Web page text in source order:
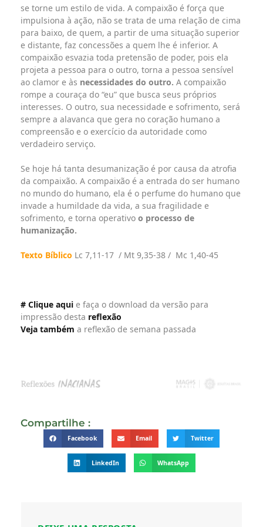
se torne um estilo de vida. A compaixão é força que
impulsiona à ação, não se trata de uma relação de cima
para baixo, de quem, a partir de uma situação superior
e distante, faz concessões a quem lhe é inferior. A
compaixão esvazia toda pretensão de poder, pois ela
projeta a pessoa para o outro, torna a pessoa sensível
ao clamor e às necessidades do outro. A compaixão
rompe a couraça do “eu” que busca seus próprios
interesses. O outro, sua necessidade e sofrimento, será
sempre a alavanca que gera no coração humano a
compreensão e o exercício da autoridade como
verdadeiro serviço.
Se hoje há tanta desumanização é por causa da atrofia
da compaixão. A compaixão é a entrada do ser humano
no mundo do humano, ela é o perfume do humano que
invade a humildade da vida, a sua fragilidade e
sofrimento, e torna operativo o processo de
humanização.
Texto Bíblico Lc 7,11-17 / Mt 9,35-38 / Mc 1,40-45
# Clique aqui e faça o download da versão para
impressão desta reflexão
Veja também a reflexão de semana passada
Compartilhe :
Facebook Email Twitter
LinkedIn WhatsApp